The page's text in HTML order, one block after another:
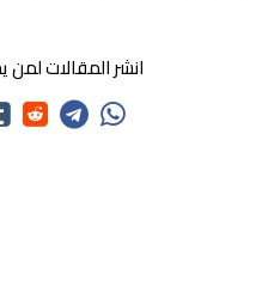
انشر المقالات لمن